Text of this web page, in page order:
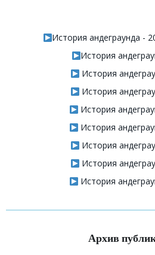
История андеграунда -
История
История
История
История
История
История
История
История
Архив